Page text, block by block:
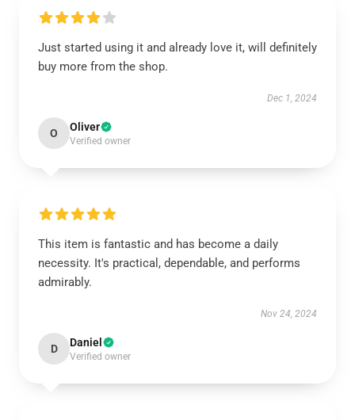
Just started using it and already love it, will definitely
buy more from the shop.
Dec 1, 2024
O Oliver
Verified owner
This item is fantastic and has become a daily
necessity. It's practical, dependable, and performs
admirably.
Nov 24, 2024
D Daniel
Verified owner